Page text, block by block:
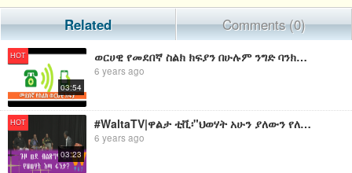
Related Comments (0)
HOT
03:54
ወርሀዊ የመደበኛ ስልክ ክፍያን በሁሉም ንግድ ባንክችና ሌሎች ዘገባዎች ኢቢኤስ አዲስ ነገር EBS What's New September 23
6 years ago
HOT
03:23
#WaltaTV|ዋልታ ቲቪ፡"ህወሃት አሁን ያለውን የለውጥ ሃይል ጨፍላቂ ነው የማለት፤ የሞራል ብቃት የለውም..." የትግራይ ዴ/ትብብር ፓርቲ፤
6 years ago